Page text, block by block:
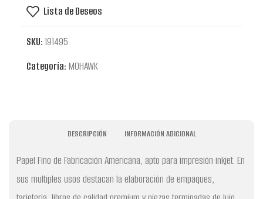
Lista de Deseos
SKU:191495
Categoría: MOHAWK
DESCRIPCIÓN INFORMACIÓN ADICIONAL
Papel Fino de Fabricación Americana, apto para impresión inkjet. En
sus multiples usos destacan la elaboración de empaques,